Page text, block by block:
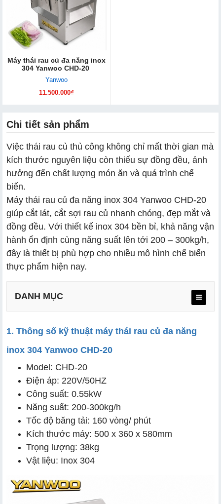
Máy thái rau củ đa năng inox
304 Yanwoo CHD-20
Yanwoo
11.500.000₫
Chi tiết sản phẩm
Việc thái rau củ thủ công không chỉ mất thời gian mà
kích thước nguyên liệu còn thiếu sự đồng đều, ảnh
hưởng đến chất lượng món ăn và quá trình chế
biến.
Máy thái rau củ đa năng inox 304 Yanwoo CHD-20
giúp cắt lát, cắt sợi rau củ nhanh chóng, đẹp mắt và
đồng đều. Với thiết kế inox 304 bền bỉ, khả năng vận
hành ổn định cùng năng suất lên tới 200 – 300kg/h,
đây là thiết bị phù hợp cho nhiều mô hình chế biến
thực phẩm hiện nay.
DANH MỤC
2.1 Kết cấu inox 304 cao cấp
2.2 Trang bị 2 bộ dao thay thế linh hoạt
2.3 Điều chỉnh độ dày cắt linh hoạt
2.4 Cắt đa dạng nhiều loại rau củ
2.5 Năng suất cao, tiết kiệm nhân công
1. Thông số kỹ thuật máy thái rau củ đa năng
inox 304 Yanwoo CHD-20
Model: CHD-20
Điện áp: 220V/50HZ
Công suất: 0.55kW
Năng suất: 200-300kg/h
Tốc độ băng tải: 160 vòng/ phút
Kích thước máy: 500 x 360 x 580mm
Trọng lượng: 38kg
Vật liệu: Inox 304